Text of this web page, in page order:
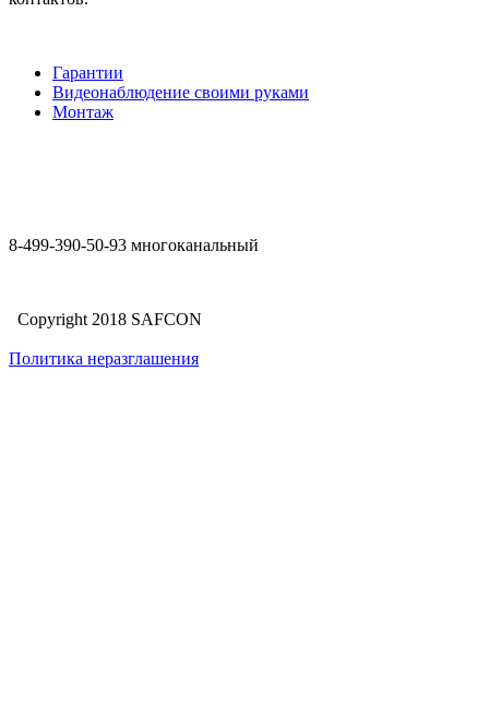
Гарантии
Видеонаблюдение своими руками
Монтаж
8-499-390-50-93 многоканальный
Copyright 2018 SAFCON
Политика неразглашения